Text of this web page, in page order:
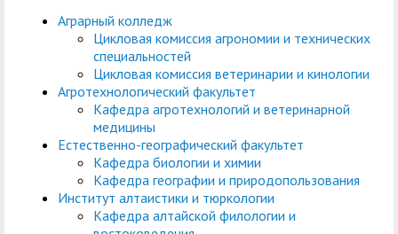
Образовательный
модуль «Обучение
служением»
предоставлении
отпуска обучающимся
Аграрный колледж
Цикловая комиссия агрономии и технических
специальностей
Цикловая комиссия ветеринарии и кинологии
Агротехнологический факультет
Кафедра агротехнологий и ветеринарной
медицины
Естественно-географический факультет
Кафедра биологии и химии
Кафедра географии и природопользования
Институт алтаистики и тюркологии
Кафедра алтайской филологии и